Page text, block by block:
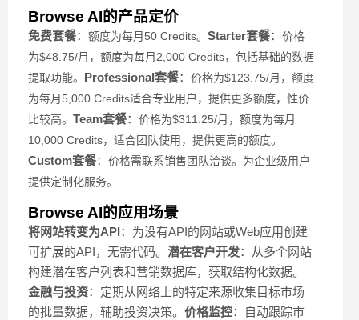
Browse AI的产品定价
免费套餐： 额度为每月50 Credits。 Starter套餐： 价格
为$48.75/月，额度为每月2,000 Credits， 包括基础的数据
提取功能。 Professional套餐： 价格为$123.75/月， 额度
为每月5,000 Credits适合专业用户，提供更多额度，性价
比较高。 Team套餐： 价格为$311.25/月， 额度为每月
10,000 Credits， 适合团队使用，提供更高的额度。
Custom套餐： 价格需联系销售团队洽谈。 为企业级用户
提供定制化服务。
Browse AI的应用场景
将网站转变为API：为没有API的网站或Web应用创建
可扩展的API，无需代码。 潜在客户开发：从多个网站
构建潜在客户列表和营销数据库，获取结构化数据。
金融与投资：定期从网络上的特定来源收集目标市场
的批量数据，辅助投资决策。 价格监控：自动跟踪市